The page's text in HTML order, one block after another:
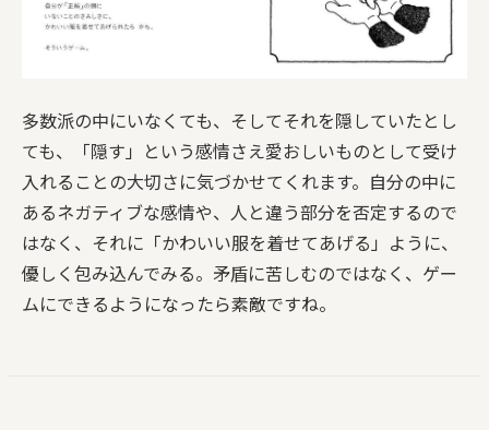
多数派の中にいなくても、そしてそれを隠していたとし
ても、「隠す」という感情さえ愛おしいものとして受け
入れることの大切さに気づかせてくれます。自分の中に
あるネガティブな感情や、人と違う部分を否定するので
はなく、それに「かわいい服を着せてあげる」ように、
優しく包み込んでみる。矛盾に苦しむのではなく、ゲー
ムにできるようになったら素敵ですね。